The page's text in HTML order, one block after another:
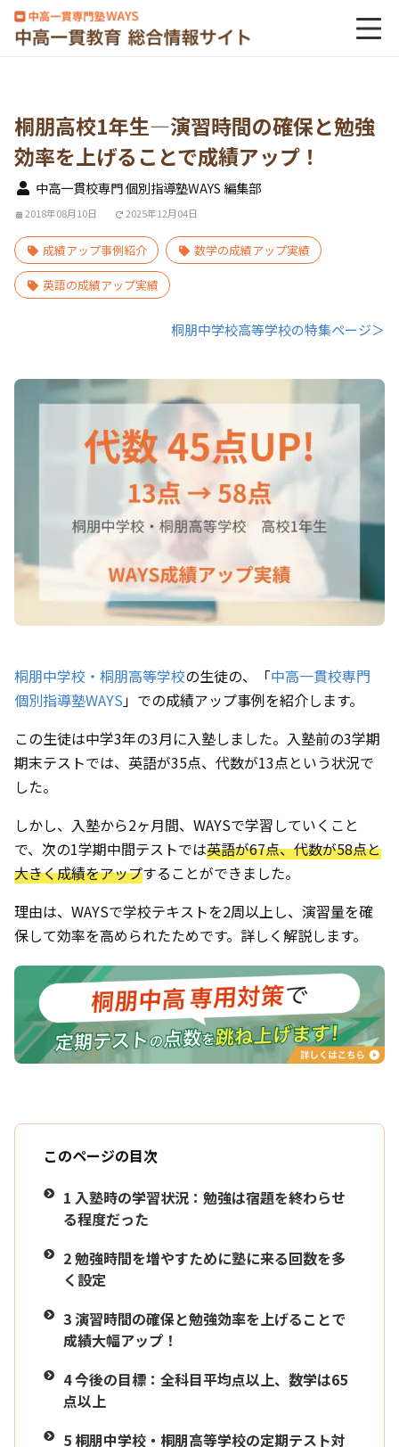
桐朋高校1年生―演習時間の確保と勉強
効率を上げることで成績アップ！
中高一貫校専門 個別指導塾WAYS 編集部
2018年08月10日 2025年12月04日
成績アップ事例紹介 数学の成績アップ実績
英語の成績アップ実績
桐朋中学校高等学校の特集ページ＞
桐朋中学校・桐朋高等学校の生徒の、「中高一貫校専門
個別指導塾WAYS」での成績アップ事例を紹介します。
この生徒は中学3年の3月に入塾しました。入塾前の3学期
期末テストでは、英語が35点、代数が13点という状況で
した。
しかし、入塾から2ヶ月間、WAYSで学習していくこと
で、次の1学期中間テストでは英語が67点、代数が58点と
大きく成績をアップすることができました。
理由は、WAYSで学校テキストを2周以上し、演習量を確
保して効率を高められたためです。詳しく解説します。
このページの目次
1 入塾時の学習状況：勉強は宿題を終わらせ
る程度だった
2勉強時間を増やすために塾に来る回数を多
く設定
3演習時間の確保と勉強効率を上げることで
成績大幅アップ！
4今後の目標：全科目平均点以上、数学は65
点以上
5 桐朋中学校・桐朋高等学校の定期テスト対